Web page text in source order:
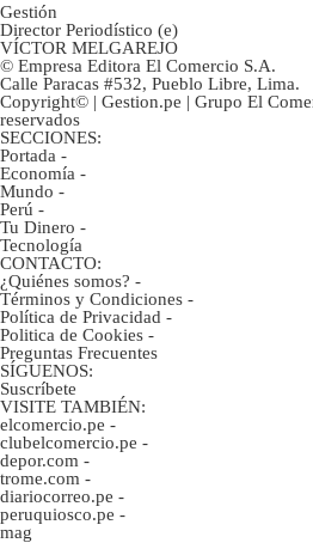
Gestión
Director Periodístico (e)
VÍCTOR MELGAREJO
© Empresa Editora El Comercio S.A.
Calle Paracas #532, Pueblo Libre, Lima.
Copyright© | Gestion.pe | Grupo El
reservados
SECCIONES:
Portada -
Economía -
Mundo -
Perú -
Tu Dinero -
Tecnología
CONTACTO:
¿Quiénes somos? -
Términos y Condiciones -
Política de Privacidad -
Politica de Cookies -
Preguntas Frecuentes
SÍGUENOS:
Suscríbete
VISITE TAMBIÉN:
elcomercio.pe -
clubelcomercio.pe -
depor.com -
trome.com -
diariocorreo.pe -
peruquiosco.pe -
mag